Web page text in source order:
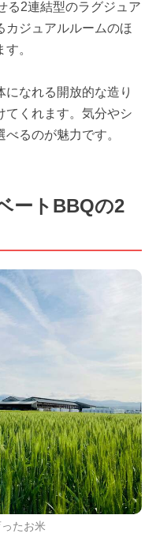
る2連結型のラグジュア
カジュアルルームのほ
。
になれる開放的な造り
てくれます。気分やシ
るのが魅力です。
ートBBQの2
たお米